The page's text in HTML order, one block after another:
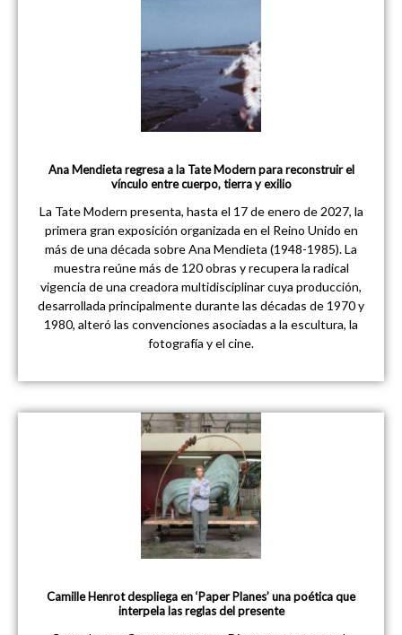
Ana Mendieta regresa a la Tate Modern para reconstruir el
vínculo entre cuerpo, tierra y exilio
La Tate Modern presenta, hasta el 17 de enero de 2027, la
primera gran exposición organizada en el Reino Unido en
más de una década sobre Ana Mendieta (1948-1985). La
muestra reúne más de 120 obras y recupera la radical
vigencia de una creadora multidisciplinar cuya producción,
desarrollada principalmente durante las décadas de 1970 y
1980, alteró las convenciones asociadas a la escultura, la
fotografía y el cine.
Camille Henrot despliega en ‘Paper Planes’ una poética que
interpela las reglas del presente